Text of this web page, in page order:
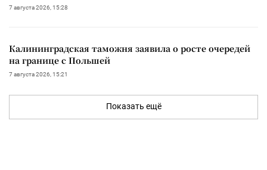
7 августа 2026, 15:28
Калининградская таможня заявила о росте очередей
на границе с Польшей
7 августа 2026, 15:21
Показать ещё